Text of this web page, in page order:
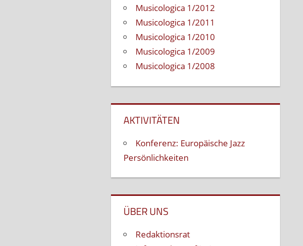
Musicologica 1/2012
Musicologica 1/2011
Musicologica 1/2010
Musicologica 1/2009
Musicologica 1/2008
AKTIVITÄTEN
Konferenz: Europäische Jazz
Persönlichkeiten
ÜBER UNS
Redaktionsrat